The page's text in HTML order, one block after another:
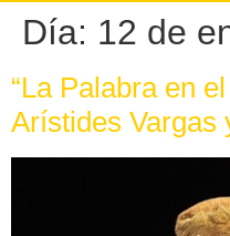
Día: 12 de
“La Palabra en
Arístides Vargas